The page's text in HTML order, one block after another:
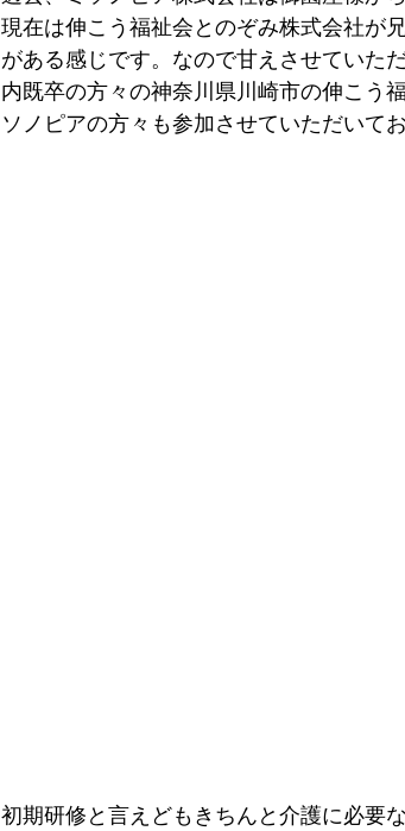
現在は伸こう福祉会とのぞみ株式会社が
がある感じです。なので甘えさせていた
内既卒の方々の神奈川県川崎市の伸こう
ソノピアの方々も参加させていただいて
初期研修と言えどもきちんと介護に必要